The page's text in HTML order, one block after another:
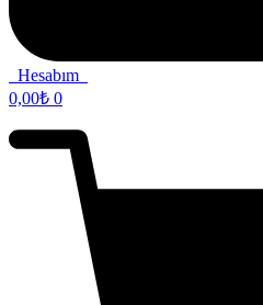
Hesabım
0,00₺ 0